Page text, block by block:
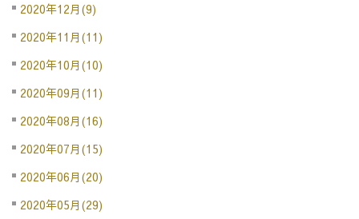
2020年12月(9)
2020年11月(11)
2020年10月(10)
2020年09月(11)
2020年08月(16)
2020年07月(15)
2020年06月(20)
2020年05月(29)